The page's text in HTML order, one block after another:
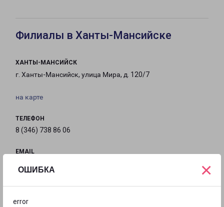
ОШИБКА
error
×
Филиалы в Ханты-Мансийске
ХАНТЫ-МАНСИЙСК
г. Ханты-Мансийск, улица Мира, д. 120/7
на карте
ТЕЛЕФОН
8 (346) 738 86 06
EMAIL
ГРАФИК РАБОТЫ